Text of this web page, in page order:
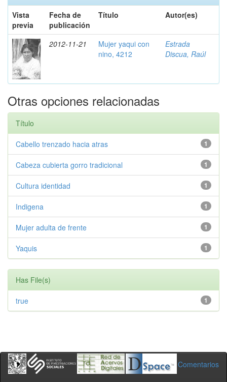
Vista
previa
Fecha de
publicación
Título Autor(es)
2012-11-21
Mujer yaqui con
nino, 4212
Estrada
Discua, Raúl
Otras opciones relacionadas
Título
1
Cabello trenzado hacia atras
1
Cabeza cubierta gorro tradicional
1
Cultura identidad
1
Indigena
1
Mujer adulta de frente
1
Yaquis
Has File(s)
1
true
Comentarios